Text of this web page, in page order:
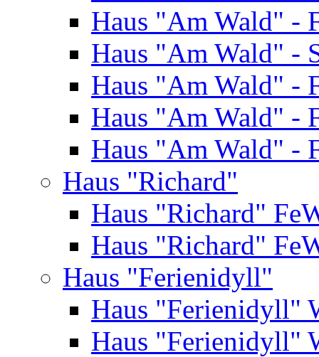
Haus "Am Wald" -
Haus "Am Wald" -
Haus "Am Wald" -
Haus "Am Wald" -
Haus "Am Wald" -
Haus "Richard"
Haus "Richard"
Haus "Richard"
Haus "Ferienidyll"
Haus "Ferienidyll"
Haus "Ferienidyll"